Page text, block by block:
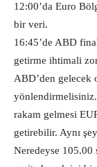
12:00’da Euro
bir veri.
16:45’de ABD
getirme ihtimali
ABD’den gelecek
rakam gelmesi
getirebilir. Aynı
Neredeyse